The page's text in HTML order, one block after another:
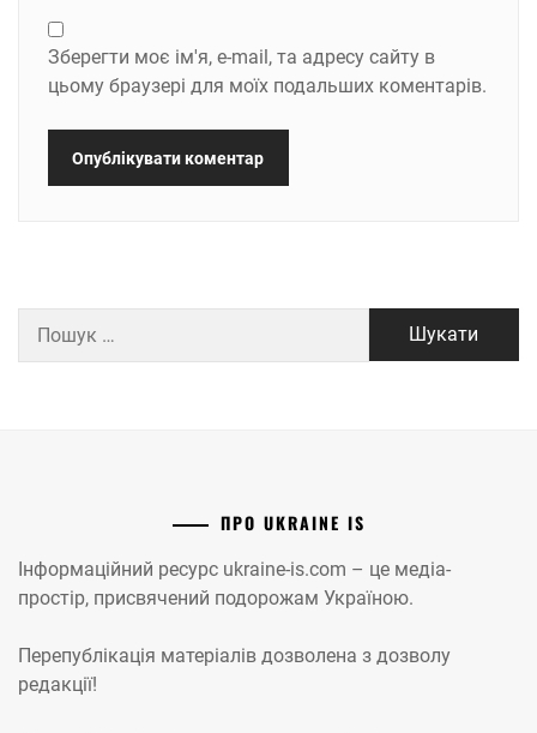
Зберегти моє ім'я, e-mail, та адресу сайту в
цьому браузері для моїх подальших коментарів.
ПРО UKRAINE IS
Інформаційний ресурс ukraine-is.com – це медіа-
простір, присвячений подорожам Україною.
Перепублікація матеріалів дозволена з дозволу
редакції!